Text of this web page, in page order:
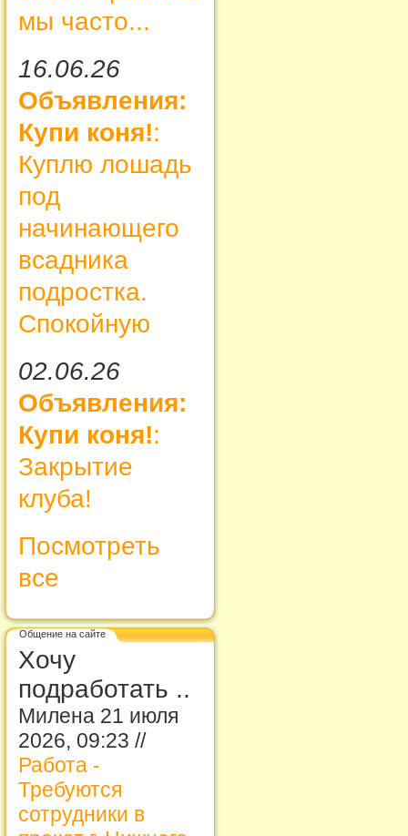
мы часто...
16.06.26
Объявления:
Купи коня!:
Куплю лошадь
под
начинающего
всадника
подростка.
Спокойную
02.06.26
Объявления:
Купи коня!:
Закрытие
клуба!
Посмотреть
все
Общение на сайте
Хочу
подработать ..
Милена 21 июля
2026, 09:23 //
Работа -
Требуются
сотрудники в